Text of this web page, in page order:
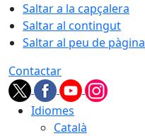
Saltar a la capçalera
Saltar al contingut
Saltar al peu de pàgina
Contactar
Idiomes
Català